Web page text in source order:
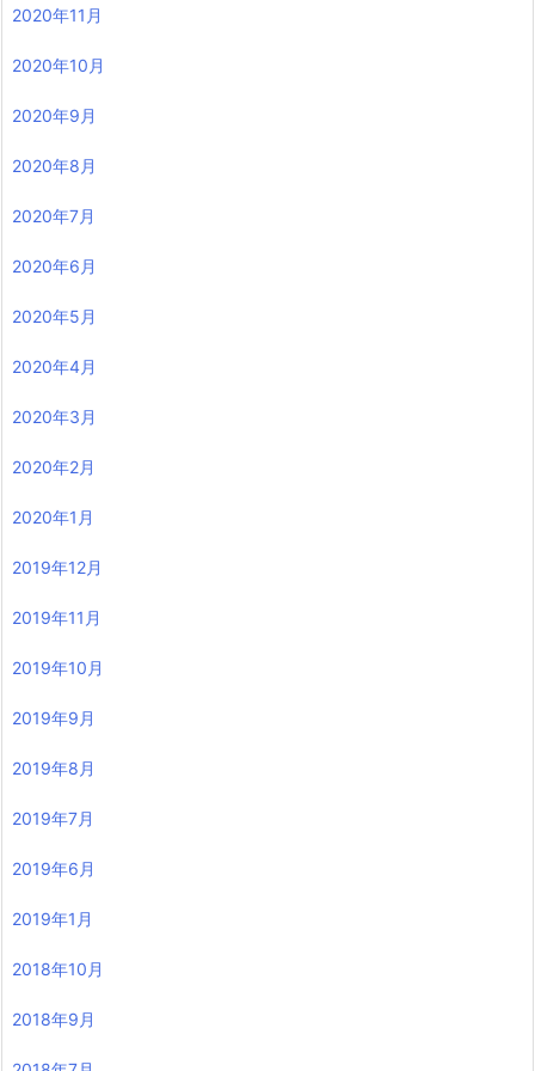
2020年11月
2020年10月
2020年9月
2020年8月
2020年7月
2020年6月
2020年5月
2020年4月
2020年3月
2020年2月
2020年1月
2019年12月
2019年11月
2019年10月
2019年9月
2019年8月
2019年7月
2019年6月
2019年1月
2018年10月
2018年9月